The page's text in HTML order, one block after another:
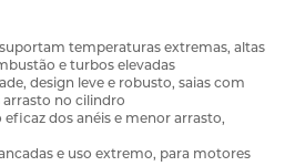
temperaturas extremas, altas
e turbos elevadas
design leve e robusto, saias com
no cilindro
eficaz dos anéis e menor arrasto,
e uso extremo, para motores